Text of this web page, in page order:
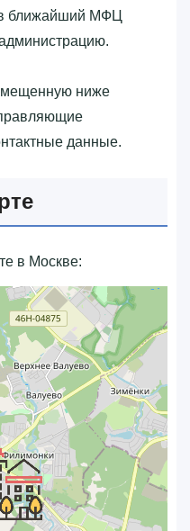
ближайший МФЦ
ниже
данные.
в Москве: